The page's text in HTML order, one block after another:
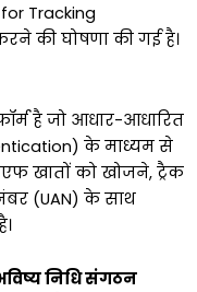
Tracking
की घोषणा की गई है।
है जो आधार-आधारित
के माध्यम से
खातों को खोजने, ट्रैक
(UAN) के साथ
निधि संगठन